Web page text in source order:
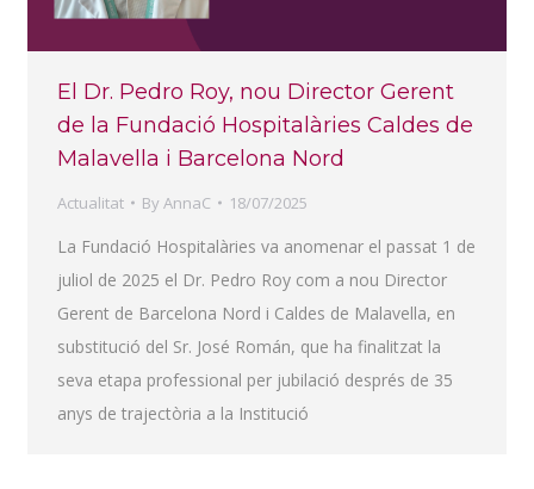
El Dr. Pedro Roy, nou Director Gerent
de la Fundació Hospitalàries Caldes de
Malavella i Barcelona Nord
Actualitat By AnnaC 18/07/2025
La Fundació Hospitalàries va anomenar el passat 1 de
juliol de 2025 el Dr. Pedro Roy com a nou Director
Gerent de Barcelona Nord i Caldes de Malavella, en
substitució del Sr. José Román, que ha finalitzat la
seva etapa professional per jubilació després de 35
anys de trajectòria a la Institució